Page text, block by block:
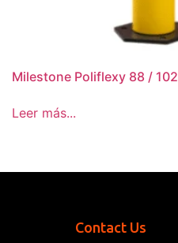
Milestone Poliflexy 88 / 102
Leer más...
Contact Us